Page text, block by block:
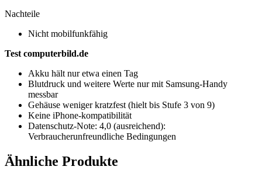
Nachteile
Nicht mobilfunkfähig
Test computerbild.de
Akku hält nur etwa einen Tag
Blutdruck und weitere Werte nur mit Samsung-Handy
messbar
Gehäuse weniger kratzfest (hielt bis Stufe 3 von 9)
Keine iPhone-kompatibilität
Datenschutz-Note: 4,0 (ausreichend):
Verbraucherunfreundliche Bedingungen
Ähnliche Produkte